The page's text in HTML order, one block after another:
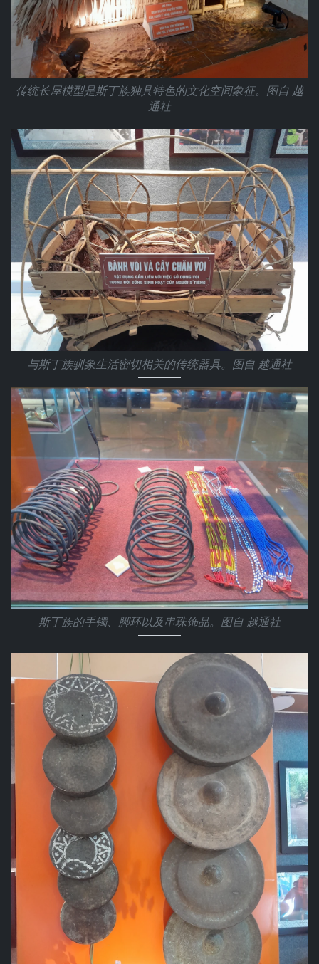
传统长屋模型是斯丁族独具特色的文化空间象征。图自 越
通社
与斯丁族驯象生活密切相关的传统器具。图自 越通社
斯丁族的手镯、脚环以及串珠饰品。图自 越通社